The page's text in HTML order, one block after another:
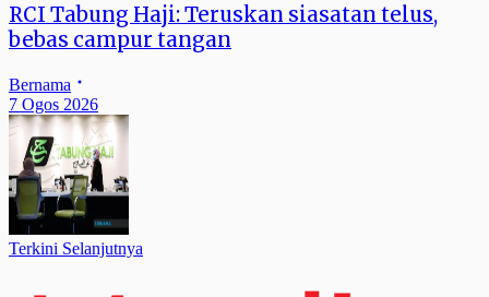
RCI Tabung Haji: Teruskan siasatan telus,
bebas campur tangan
Bernama
7 Ogos 2026
Terkini Selanjutnya